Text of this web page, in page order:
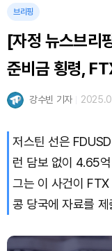
Bitcoin (BTC)
브리핑
[자정 뉴스브리
준비금 횡령,
강수빈 기자
저스틴 선은
런 담보 없이 4.65
그는 이 사건이
콩 당국에 자료를 제